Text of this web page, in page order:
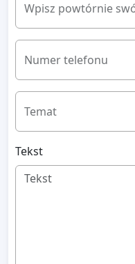
Wpisz powtórnie
Numer telefonu
Temat
Tekst